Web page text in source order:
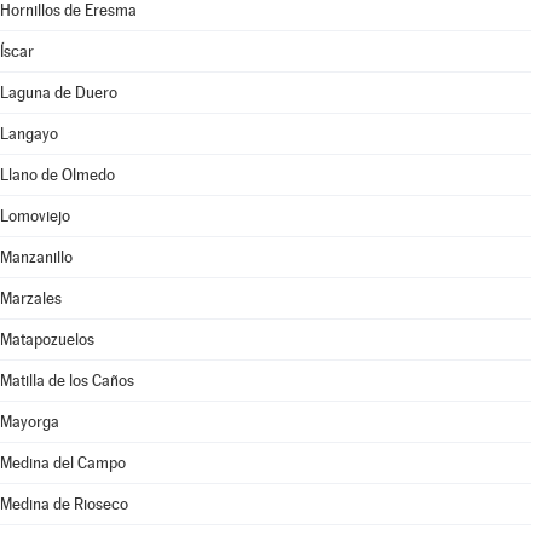
Hornillos de Eresma
Íscar
Laguna de Duero
Langayo
Llano de Olmedo
Lomoviejo
Manzanillo
Marzales
Matapozuelos
Matilla de los Caños
Mayorga
Medina del Campo
Medina de Rioseco